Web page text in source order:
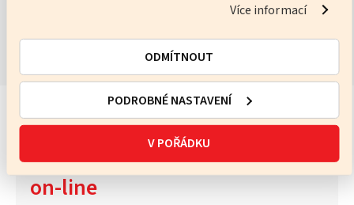
Více informací
V POŘÁDKU
PODROBNÉ NASTAVENÍ
ODMÍTNOUT
Vyzkoušejte Katalog lektorů
on-line